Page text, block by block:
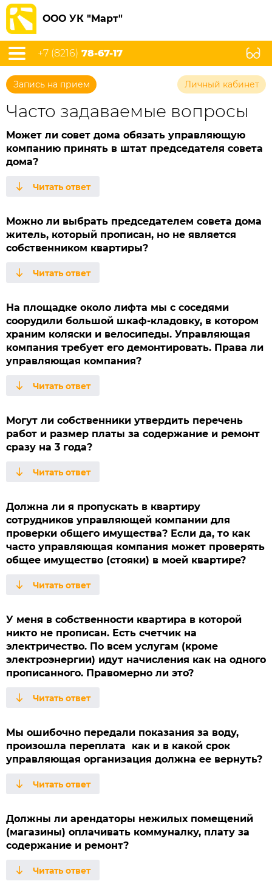
ООО УК "Март"
+7 (8216) 78-67-17
Запись на прием Личный кабинет
Часто задаваемые вопросы
Может ли совет дома обязать управляющую
компанию принять в штат председателя совета
дома?
Можно ли выбрать председателем совета дома
житель, который прописан, но не является
собственником квартиры?
На площадке около лифта мы с соседями
соорудили большой шкаф-кладовку, в котором
храним коляски и велосипеды. Управляющая
компания требует его демонтировать. Права ли
управляющая компания?
Могут ли собственники утвердить перечень
работ и размер платы за содержание и ремонт
сразу на 3 года?
Должна ли я пропускать в квартиру
сотрудников управляющей компании для
проверки общего имущества? Если да, то как
часто управляющая компания может проверять
общее имущество (стояки) в моей квартире?
У меня в собственности квартира в которой
никто не прописан. Есть счетчик на
электричество. По всем услугам (кроме
электроэнергии) идут начисления как на одного
прописанного. Правомерно ли это?
Мы ошибочно передали показания за воду,
произошла переплата как и в какой срок
управляющая организация должна ее вернуть?
Должны ли арендаторы нежилых помещений
(магазины) оплачивать коммуналку, плату за
содержание и ремонт?